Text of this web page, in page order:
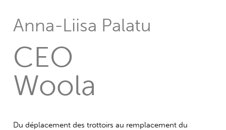
Anna-Liisa Palatu
CEO
Woola
Du déplacement des trottoirs au remplacement du